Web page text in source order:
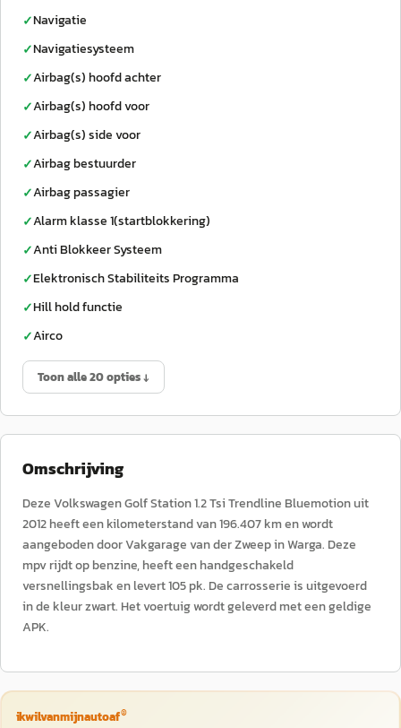
✓Navigatie
✓Navigatiesysteem
✓Airbag(s) hoofd achter
✓Airbag(s) hoofd voor
✓Airbag(s) side voor
✓Airbag bestuurder
✓Airbag passagier
✓Alarm klasse 1(startblokkering)
✓Anti Blokkeer Systeem
✓Elektronisch Stabiliteits Programma
✓Hill hold functie
✓Airco
Toon alle 20 opties ↓
Omschrijving
Deze Volkswagen Golf Station 1.2 Tsi Trendline Bluemotion uit
2012 heeft een kilometerstand van 196.407 km en wordt
aangeboden door Vakgarage van der Zweep in Warga. Deze
mpv rijdt op benzine, heeft een handgeschakeld
versnellingsbak en levert 105 pk. De carrosserie is uitgevoerd
in de kleur zwart. Het voertuig wordt geleverd met een geldige
APK.
ikwilvanmijnautoaf®